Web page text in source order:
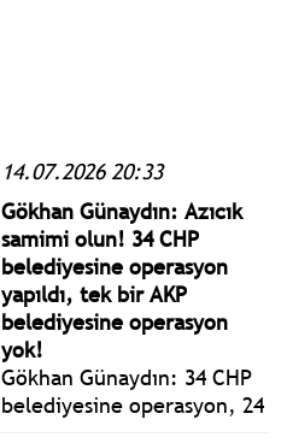
14.07.2026 20:33
Gökhan Günaydın: Azıcık
samimi olun! 34 CHP
belediyesine operasyon
yapıldı, tek bir AKP
belediyesine operasyon
yok!
Gökhan Günaydın: 34 CHP
belediyesine operasyon, 24